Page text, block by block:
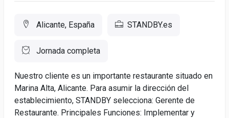
Alicante, España STANDBY.es
Jornada completa
Nuestro cliente es un importante restaurante situado en
Marina Alta, Alicante. Para asumir la dirección del
establecimiento, STANDBY selecciona: Gerente de
Restaurante. Principales Funciones: Implementar y